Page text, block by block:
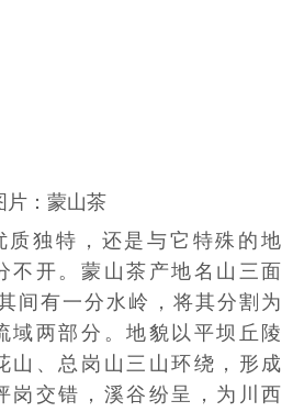
片：蒙山茶
质独特，还是与它特殊的地
不开。蒙山茶产地名山三面
间有一分水岭，将其分割为
域两部分。地貌以平坝丘陵
山、总岗山三山环绕，形成
岗交错，溪谷纷呈，为川西